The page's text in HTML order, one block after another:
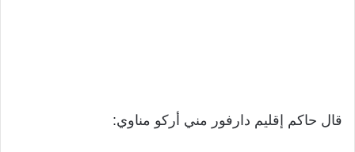
قال حاكم إقليم دارفور مني أركو مناوي: